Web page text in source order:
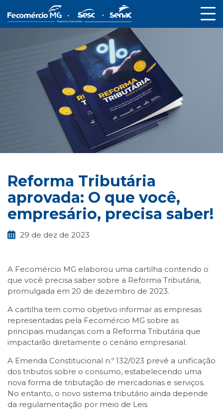
Reforma Tributária
aprovada: O que você,
empresário, precisa saber!
29 de dez de 2023
A Fecomércio MG elaborou uma cartilha contendo o
que você precisa saber sobre a Reforma Tributária,
promulgada em 20 de dezembro de 2023.
A cartilha tem como objetivo informar as empresas
representadas pela Fecomércio MG sobre as
principais mudanças com a Reforma Tributária que
impactarão diretamente o cenário empresarial.
A Emenda Constitucional n.º 132/023 prevê a unificação
dos tributos sobre o consumo, estabelecendo uma
nova forma de tributação de mercadorias e serviços.
No entanto, o novo sistema tributário ainda depende
da regulamentação por meio de Leis